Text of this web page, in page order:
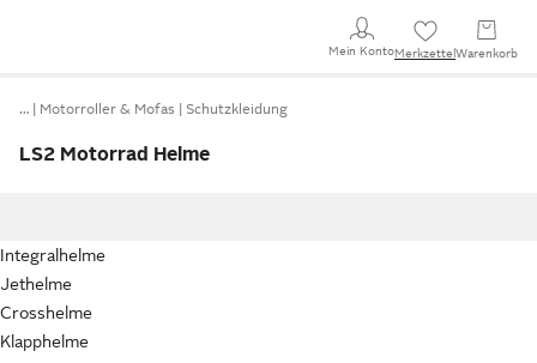
Mein KontoMerkzettel Warenkorb
… Motorroller & Mofas Schutzkleidung
LS2 Motorrad Helme
Integralhelme
Jethelme
Crosshelme
Klapphelme